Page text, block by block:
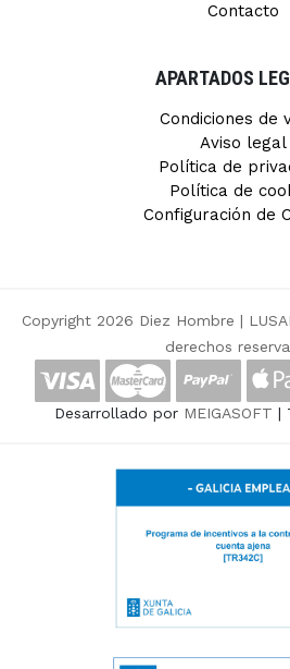
Contacto
APARTADOS
Condiciones de
Aviso legal
Política de
Política de
Configuración de
Copyright 2026 Diez Hombre |
derechos
Desarrollado por MEIGASOFT |